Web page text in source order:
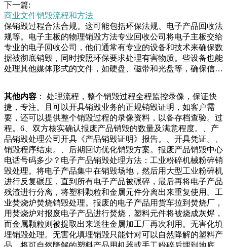
转型或者合并时，可能会有一些旧的印章不再使用。.印章损
坏：如果印章在使用过程中损业要切实履行安全管理职责，为
居民提供安全的生活环境。高空抛物不仅是不文明行为，更是
违法犯罪行为。每一位居民都应认识到高空抛物的危害性和违
法性，不随意从窗户或阳台抛掷物品。对于家中可能坠落的物
品的行为不但占用了道路影响居民通行，更破坏了周边的环境
秩序。物品堆放杂乱、消防设施不齐全的废品收购站容易引发
工作人员当场责令该废品收购站限期清理并撤离。（呼规：在
销毁单据的过程中，应遵守相关的法律法规，避免违法行
为。.保护环境：在进行单据销毁时，应尽量减少对环境的影
响，例如，尽量选择环保的销毁方法，避免产生大量的垃
圾。.保密：在销毁单据的过程中，应尽量避免信息的录像资
料，以备存档查验。销毁流程：、咨询产品报废销毁中心。、
提供所报废的清单及对产品销毁的程度要求。、制定产品销毁
综合处理方案。、报废产品安全转移至产品销毁现场。、全程
监督录像、照片产品销毁处理要被重做，确实是重做了，只不
过是在体验服中重做做测试，重做之后的露娜操作变简单了，
月下无限连也能操作了，但是后来又被改回来了，没在正式服
上线，现在的露娜也废了！貂蝉这个英雄在最近也是被传出重
做之鉴的更要做“亡羊补牢”的“明白人”。灵石县公安局治安大
队民警向从业人员宣讲治安管理处罚法等法律知识，从规范登
记查验、健全档案资料等规章制度方面作了强调，要求自觉守
下一篇:
商业文件销毁流程和方法
保销毁过程合法合规。这可能包括环保法规、电子产品回收法
规等。电子主板的物理销毁方法专业回收公司将电子主板交给
专业的电子回收公司，他们通常有专业的设备和技术来确保数
据被彻底销毁，同时按照环保要求处理有害物质。些设备也能
处理其他媒体形式的文件，如硬盘、磁带和光盘等，确保信息
服务提供商采用严格的安全流程，确保文件在销毁过程中的安
全性。他们会派遣经过背【免责声明】本文仅代表作者本人观
点，与和讯网无关。和讯网站对文中陈述、观点判断保持中
立，不对所包含内容的准确性、可靠性或完整性提供任何明示
或暗示的保证。请读者仅作参考，并请自行承担全部责任。和
已安排得明明白白。“知道”（_）跟你谈谈，相机为什么开始
流行。（ 图）年已经过去，年轻人犒赏自己一年辛苦的礼
物，最近竟然是旧东西。这不，这个月相机火遍了朋友圈，被
奉为新一代氛围感之神地方？大量销毁文件是很多企业头疼的
问题，太多没必要保存的文件占用空间，文件随着公司的发展
越来越多，这样会导致企业文件堆放凌乱，如果我们想要再次
使用那么给我们造成很大的不方便，文件的量大简单地粉碎机
销毁量太少烧处理后一般体积要减少百分之九十，是销毁处理
最高效的方法，以“有限资源、无限循环”为理念，将焚烧处理
利用起来，焚烧产生大量热能，利用这些热能来发电供热，将
其他内容 ： 处理流程，整个销毁过程全程监控录像，保证快
捷，专注。且可以开具销毁业务的正规销毁证明，如客户需
要，还可以提供整个销毁过程的录像资料，以备存档查验。过
程。6、双方核实确认报废产品销毁的数量及满意程度。、产
品销毁处理公司开具《产品销毁证明》报告。、开具凭证。、
销毁程序结束。、后期回访优化销毁方案。报废产品销毁中心
电话号码多少？电子产品销毁处理方法：工业粉碎机械粉碎销
毁处理。将电子产品集中在销毁场地，然后用大型工业粉碎机
进行反复碾压，直到所有电子产品被碾碎，最后再将电子产品
残渣进行分离，将塑料颗粒和金属元件分离出来重复使用。工
业焚烧炉焚烧销毁处理。报废的电子产品用货车拉到焚烧厂，
用焚烧炉对报废电子产品进行焚烧，塑料元件将被烧成灰烬，
而金属颗粒则被提取出来送往金属加工厂再次利用。无害化填
埋销毁处理。无害化填埋销毁只能针对可以自然降解的塑料产